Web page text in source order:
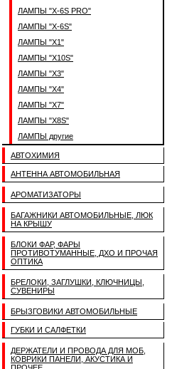
ЛАМПЫ "X-6S PRO"
ЛАМПЫ "X-6S"
ЛАМПЫ "X1"
ЛАМПЫ "X10S"
ЛАМПЫ "X3"
ЛАМПЫ "X4"
ЛАМПЫ "X7"
ЛАМПЫ "X8S"
ЛАМПЫ другие
АВТОХИМИЯ
АНТЕННА АВТОМОБИЛЬНАЯ
АРОМАТИЗАТОРЫ
БАГАЖНИКИ АВТОМОБИЛЬНЫЕ, ЛЮК
НА КРЫШУ
БЛОКИ ФАР, ФАРЫ
ПРОТИВОТУМАННЫЕ, ДХО И ПРОЧАЯ
ОПТИКА
БРЕЛОКИ, ЗАГЛУШКИ, КЛЮЧНИЦЫ,
СУВЕНИРЫ
БРЫЗГОВИКИ АВТОМОБИЛЬНЫЕ
ГУБКИ И САЛФЕТКИ
ДЕРЖАТЕЛИ И ПРОВОДА ДЛЯ МОБ,
КОВРИКИ ПАНЕЛИ, АКУСТИКА И